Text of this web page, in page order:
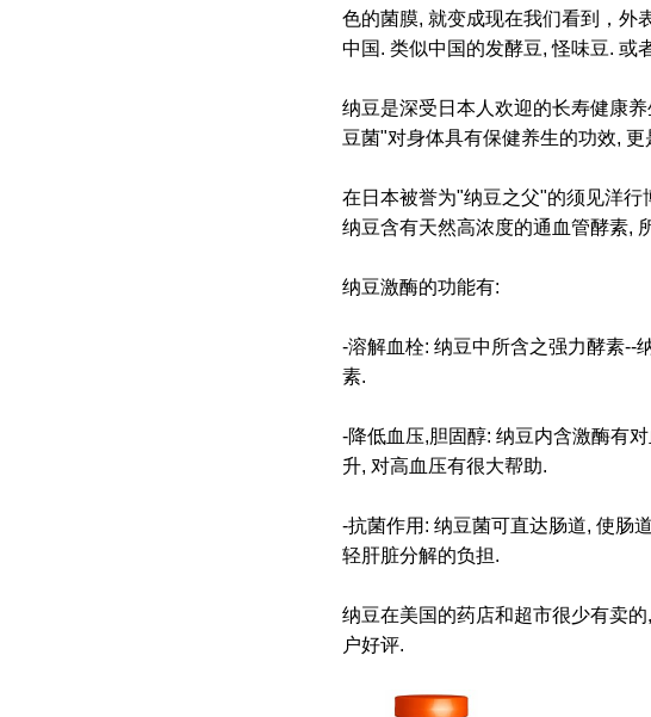
色的菌膜, 就变成现在我们看到，外
中国. 类似中国的发酵豆, 怪味豆. 或
纳豆是深受日本人欢迎的长寿健康
豆菌"对身体具有保健养生的功效,
在日本被誉为"纳豆之父"的须见洋
纳豆含有天然高浓度的通血管酵素,
纳豆激酶的功能有:
-溶解血栓: 纳豆中所含之强力酵素--
素.
-降低血压,胆固醇: 纳豆内含激酶有
升, 对高血压有很大帮助.
-抗菌作用: 纳豆菌可直达肠道, 使肠
轻肝脏分解的负担.
纳豆在美国的药店和超市很少有卖
户好评.